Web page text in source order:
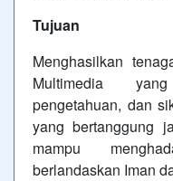
Tujuan
Menghasilkan
Multimedia
pengetahuan, dan
yang bertanggung
mampu
berlandaskan Iman